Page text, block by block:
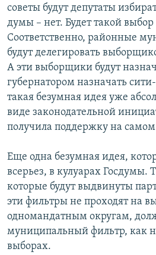
советы будут депутаты
думы – нет. Будет такой выбор
Соответственно, районные
будут делегировать
А эти выборщики будут
губернатором назначать
такая безумная идея уже
виде законодательной
получила поддержку на
Еще одна безумная идея,
всерьез, в кулуарах Госдумы.
которые будут выдвинуты
эти фильтры не проходят на
одномандатным округам,
муниципальный фильтр, как
выборах.